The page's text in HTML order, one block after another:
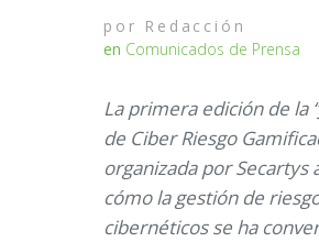
por Redacción
en Comunicados de Prensa
La primera edición de la
de Ciber Riesgo
organizada por Secartys
cómo la gestión de
cibernéticos se ha